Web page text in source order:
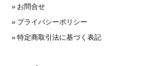
お問合せ
プライバシーポリシー
特定商取引法に基づく表記